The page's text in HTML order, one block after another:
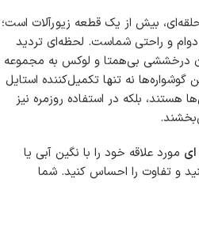
بیش از یک قطعه زیورآلات است؛
دوام و راحتی شماست. لحظه‌ای تردید
درخششی بی‌همتا و لوکس به مجموعه
نه تنها تکمیل‌کننده استایل
بلکه در استفاده روزمره نیز
مورد علاقه خود را با نگین آبی یا
و تفاوت را احساس کنید. شما